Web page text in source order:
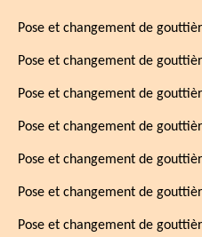
Pose et changement de
Pose et changement de
Pose et changement de
Pose et changement de
Pose et changement de
Pose et changement de
Pose et changement de